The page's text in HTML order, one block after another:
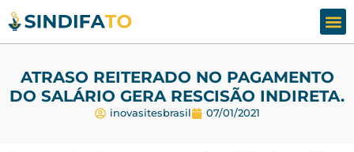
ATRASO REITERADO NO PAGAMENTO
DO SALÁRIO GERA RESCISÃO INDIRETA.
inovasitesbrasil 07/01/2021